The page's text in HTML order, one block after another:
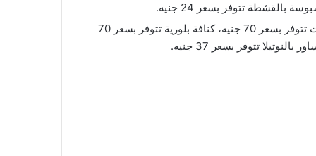
كنافة سادة تتوفر بسعر 19 جنيه، كنافة بالقشطة تتوفر بسعر 24 جنيه، كنافة بالكريمة تتوفر بسعر 19 جنيه، كنافة بالمكسرات تتوفر بسعر 70 جنيه، كنافة بلورية تتوفر بسعر 70